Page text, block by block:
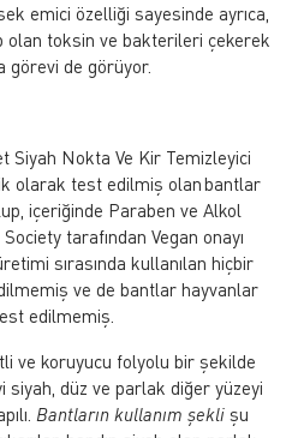
emici özelliği sayesinde ayrıca,
olan toksin ve bakterileri çekerek
görevi de görüyor.
Siyah Nokta Ve Kir Temizleyici
olarak test edilmiş olan bantlar
içeriğinde Paraben ve Alkol
tarafından Vegan onayı
sırasında kullanılan hiçbir
ve de bantlar hayvanlar
edilmemiş.
ve koruyucu folyolu bir şekilde
siyah, düz ve parlak diğer yüzeyi
Bantların kullanım şeklişu